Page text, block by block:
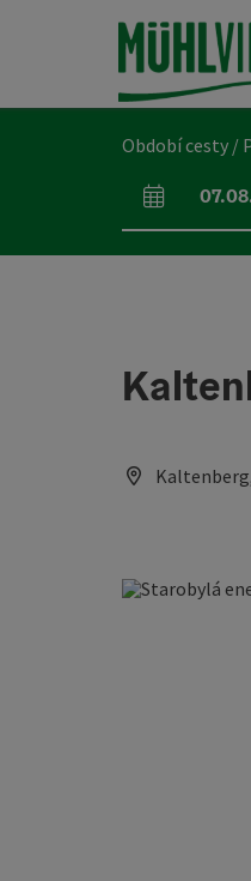
Accesskey
[0]
Navigace Accesskey
[1]
Začátek stránky [2]
Pole příjezdu